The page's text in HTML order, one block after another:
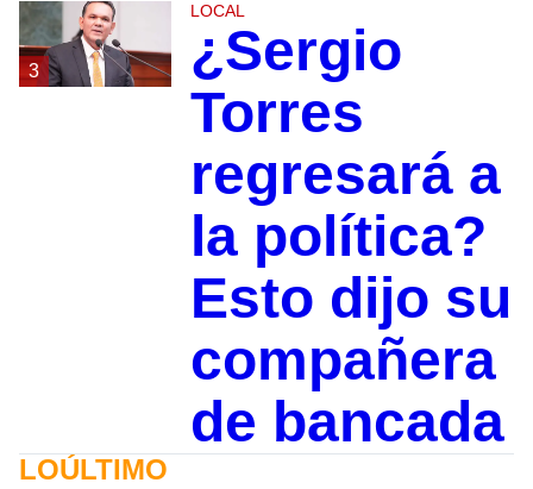
3
LOCAL
¿Sergio
Torres
regresará a
la política?
Esto dijo su
compañera
de bancada
LOÚLTIMO